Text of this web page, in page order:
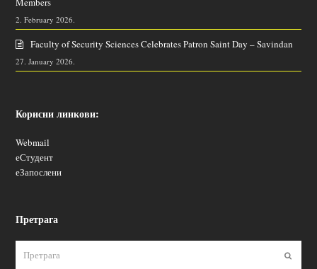
2. February 2026.
Faculty of Security Sciences Celebrates Patron Saint Day – Savindan
27. January 2026.
Корисни линкови:
Webmail
еСтудент
еЗапослени
Претрага